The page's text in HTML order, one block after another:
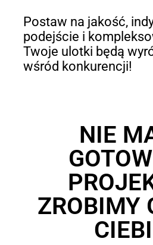
Postaw na jakość,
podejście i
Twoje ulotki będą
wśród konkurencji!
NIE
ZROBIMY